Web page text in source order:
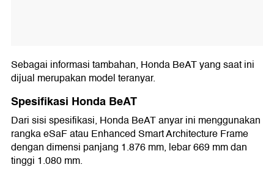
Sebagai informasi tambahan, Honda BeAT yang saat ini
dijual merupakan model teranyar.
Spesifikasi Honda BeAT
Dari sisi spesifikasi, Honda BeAT anyar ini menggunakan
rangka eSaF atau Enhanced Smart Architecture Frame
dengan dimensi panjang 1.876 mm, lebar 669 mm dan
tinggi 1.080 mm.